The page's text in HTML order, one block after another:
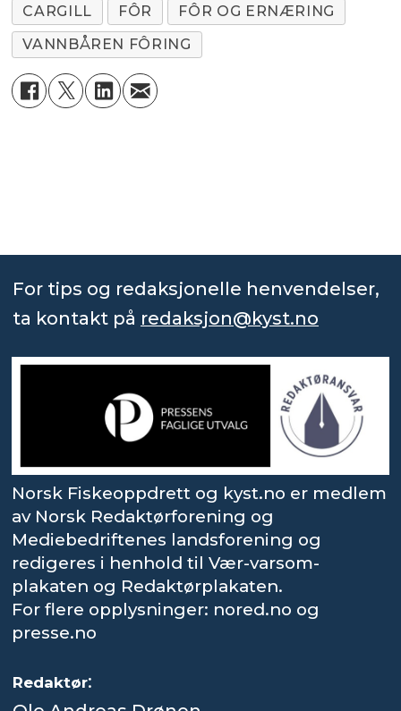
CARGILL FÔR
FÔR OG ERNÆRING
VANNBÅREN FÔRING
For tips og redaksjonelle henvendelser,
ta kontakt på redaksjon@kyst.no
Norsk Fiskeoppdrett og kyst.no er medlem
av Norsk Redaktørforening og
Mediebedriftenes landsforening og
redigeres i henhold til Vær-varsom-
plakaten og Redaktørplakaten.
For flere opplysninger: nored.no og
presse.no
Redaktør: